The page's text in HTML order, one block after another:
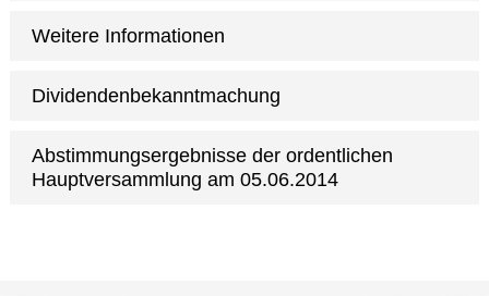
Weitere Informationen
Dividendenbekanntmachung
Abstimmungsergebnisse der ordentlichen
Hauptversammlung am 05.06.2014